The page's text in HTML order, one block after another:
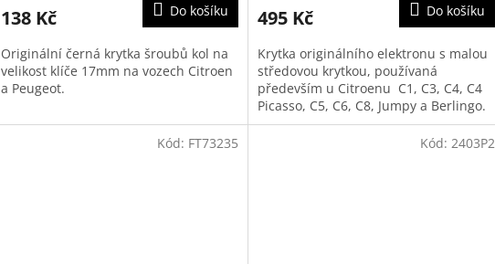
138 Kč Do košíku
Originální černá krytka šroubů kol na
velikost klíče 17mm na vozech Citroen
a Peugeot.
495 Kč Do košíku
Krytka originálního elektronu s malou
středovou krytkou, používaná
především u Citroenu C1, C3, C4, C4
Picasso, C5, C6, C8, Jumpy a Berlingo.
Kód: FT73235 Kód: 2403P2